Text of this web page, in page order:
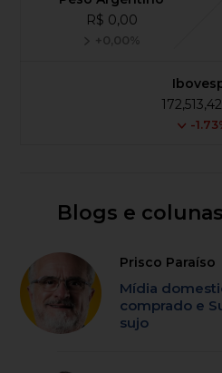
R$ 0,00
+0,00%
-
Blogs e colunas
Prisco Paraíso
Mídia
comprado e
sujo